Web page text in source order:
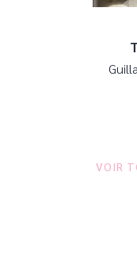
VOIR